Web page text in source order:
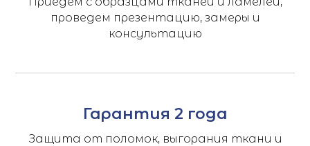
проведем презентацию, замеры и
консультацию
Гарантия 2 года
Защита от поломок, выгорания ткани и